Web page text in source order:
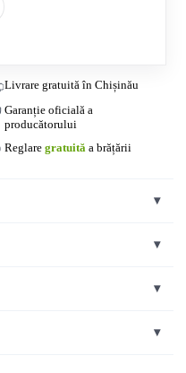
Livrare gratuită în Chișinău
Garanție oficială a
producătorului
Reglaregratuită a brățării
▾
▾
▾
▾